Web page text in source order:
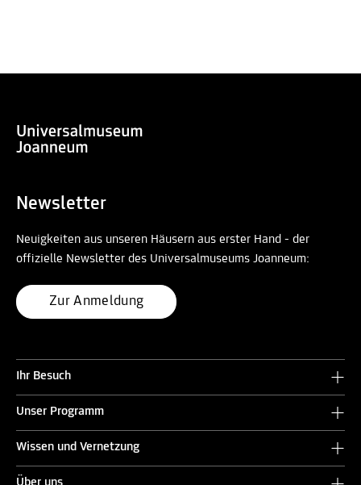
Newsletter
Neuigkeiten aus unseren Häusern aus erster Hand - der
offizielle Newsletter des Universalmuseums Joanneum:
Zur Anmeldung
Ihr Besuch
Unser Programm
Wissen und Vernetzung